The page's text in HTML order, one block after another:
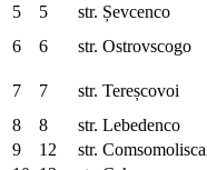
5
5 str. Șevcenco
6
6 str. Ostrovscogo
7 7 str. Tereșcovoi
8
8 str. Lebedenco
9
12 str.